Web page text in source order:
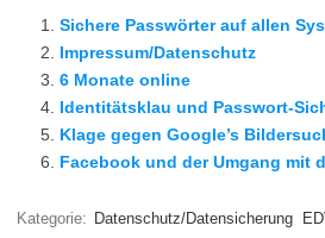
Sichere Passwörter auf allen
Impressum/Datenschutz
6 Monate online
Identitätsklau und Passwort-
Klage gegen Google’s
Facebook und der Umgang mit
Kategorie: Datenschutz/Datensicherung